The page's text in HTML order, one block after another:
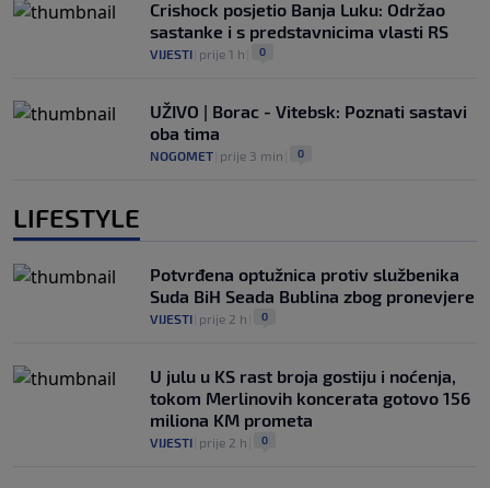
Crishock posjetio Banja Luku: Održao
sastanke i s predstavnicima vlasti RS
VIJESTI prije 1 h 0
UŽIVO | Borac - Vitebsk: Poznati sastavi
oba tima
NOGOMET prije 3 min 0
LIFESTYLE
Potvrđena optužnica protiv službenika
Suda BiH Seada Bublina zbog pronevjere
VIJESTI prije 2 h 0
U julu u KS rast broja gostiju i noćenja,
tokom Merlinovih koncerata gotovo 156
miliona KM prometa
VIJESTI prije 2 h 0